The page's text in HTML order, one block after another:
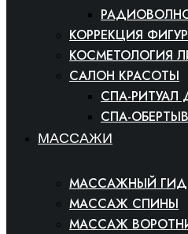
КОРРЕКЦИЯ
КОСМЕТОЛОГИЯ
САЛОН КРАСОТЫ
СПА-РИТУАЛ
СПА-
МАССАЖИ
МАССАЖНЫЙ ГИД
МАССАЖ СПИНЫ
МАССАЖ